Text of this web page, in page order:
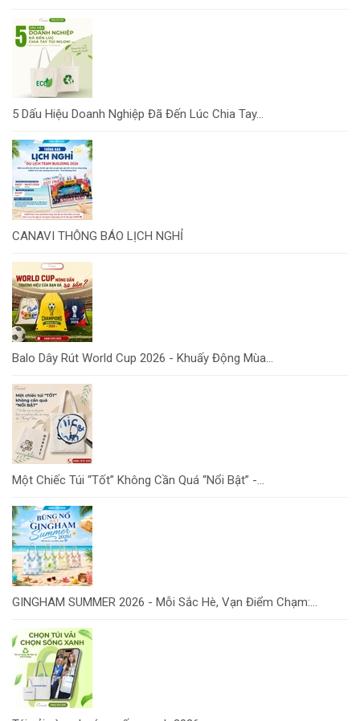
5 Dấu Hiệu Doanh Nghiệp Đã Đến Lúc Chia Tay...
CANAVI THÔNG BÁO LỊCH NGHỈ
Balo Dây Rút World Cup 2026 - Khuấy Động Mùa...
Một Chiếc Túi “Tốt” Không Cần Quá “Nổi Bật” -...
GINGHAM SUMMER 2026 - Mỗi Sắc Hè, Vạn Điểm Chạm:...